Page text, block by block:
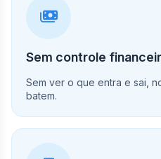
Sem controle
Sem ver o que entra e sai,
batem.